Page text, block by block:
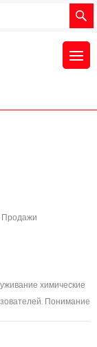
химические
Понимание
Если химический